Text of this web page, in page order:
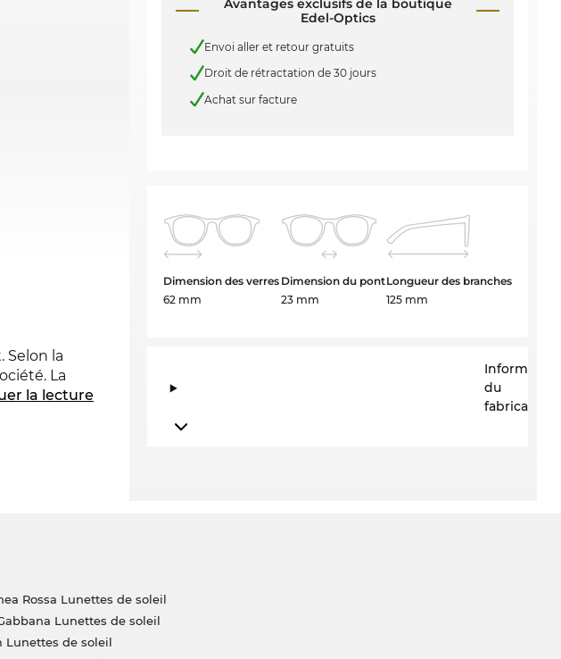
Selon la
La
du
des prix
la lecture
Avantages exclusifs de la boutique
Edel-Optics
Envoi aller et retour gratuits
Droit de rétractation de 30 jours
Achat sur facture
Dimension des verres
62 mm
Dimension du pont
23 mm
Longueur des branches
125 mm
du
fabricant
Rossa Lunettes de soleil
Lunettes de soleil
Lunettes de soleil